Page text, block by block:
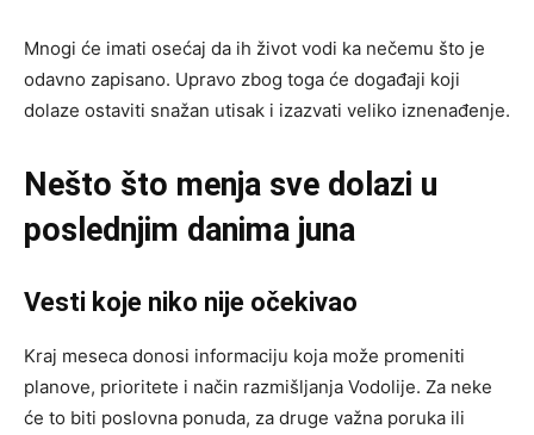
Mnogi će imati osećaj da ih život vodi ka nečemu što je
odavno zapisano. Upravo zbog toga će događaji koji
dolaze ostaviti snažan utisak i izazvati veliko iznenađenje.
Nešto što menja sve dolazi u
poslednjim danima juna
Vesti koje niko nije očekivao
Kraj meseca donosi informaciju koja može promeniti
planove, prioritete i način razmišljanja Vodolije. Za neke
će to biti poslovna ponuda, za druge važna poruka ili